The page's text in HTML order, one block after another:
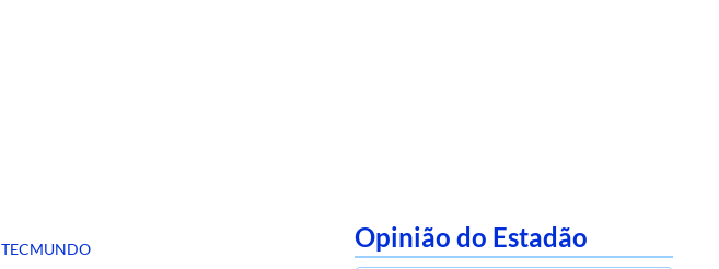
TECMUNDO Opinião do Estadão